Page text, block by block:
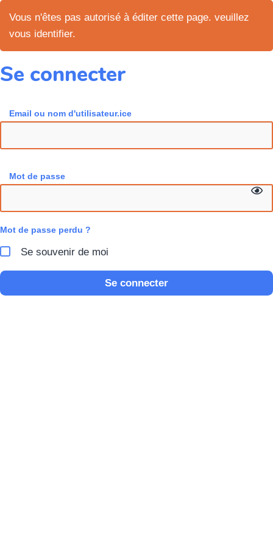
Vous n'êtes pas autorisé à éditer cette page. veuillez
vous identifier.
Se connecter
Email ou nom d'utilisateur.ice
Mot de passe
Mot de passe perdu ?
Se souvenir de moi
Se connecter